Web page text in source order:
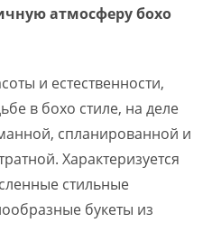
атмосферу бохо
и естественности,
в бохо стиле, на деле
спланированной и
Характеризуется
стильные
букеты из